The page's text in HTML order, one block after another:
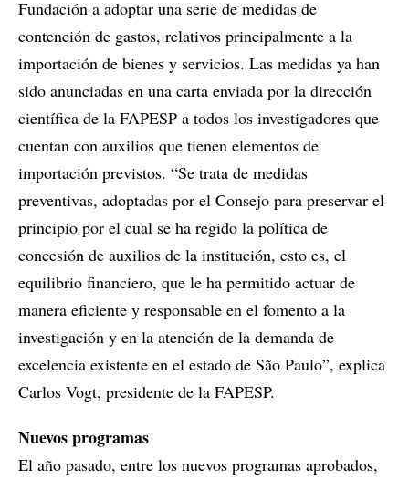
Fundación a adoptar una serie de medidas de
contención de gastos, relativos principalmente a la
importación de bienes y servicios. Las medidas ya han
sido anunciadas en una carta enviada por la dirección
científica de la FAPESP a todos los investigadores que
cuentan con auxilios que tienen elementos de
importación previstos. “Se trata de medidas
preventivas, adoptadas por el Consejo para preservar el
principio por el cual se ha regido la política de
concesión de auxilios de la institución, esto es, el
equilibrio financiero, que le ha permitido actuar de
manera eficiente y responsable en el fomento a la
investigación y en la atención de la demanda de
excelencia existente en el estado de São Paulo”, explica
Carlos Vogt, presidente de la FAPESP.
Nuevos programas
El año pasado, entre los nuevos programas aprobados,